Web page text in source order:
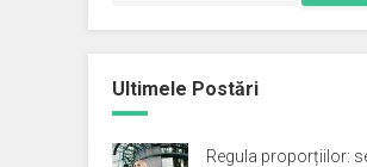
Ultimele Postări
Regula proporțiilor: